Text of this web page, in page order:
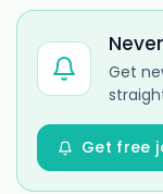
Get
Get free